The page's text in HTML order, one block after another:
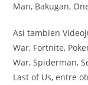
Man, Bakugan,
Asi tambien
War, Fortnite,
War, Spiderman,
Last of Us, entre